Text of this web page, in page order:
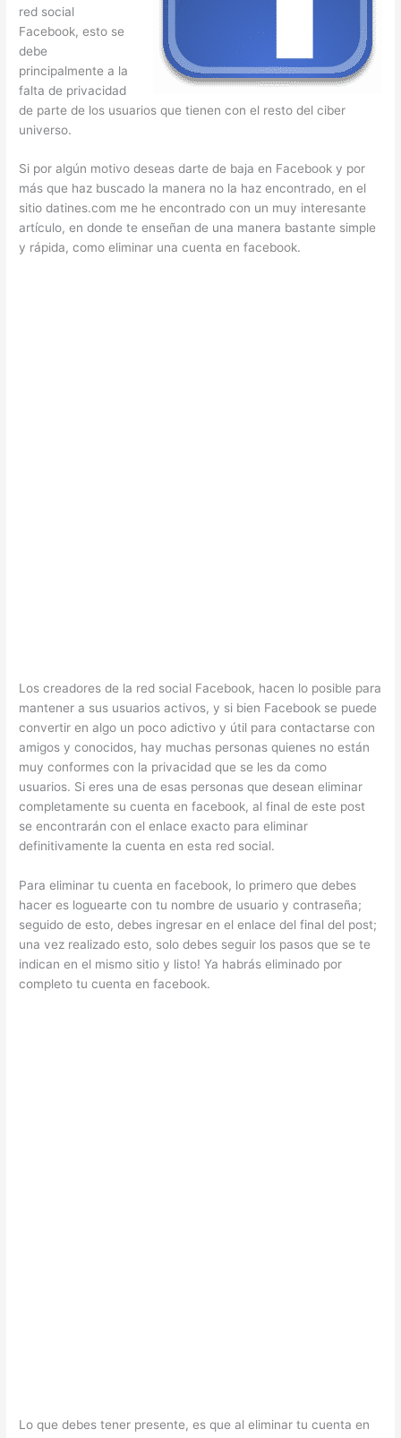
red social
Facebook, esto se
debe
principalmente a la
falta de privacidad
de parte de los usuarios que tienen con el resto del ciber
universo.
Si por algún motivo deseas darte de baja en Facebook y por
más que haz buscado la manera no la haz encontrado, en el
sitio datines.com me he encontrado con un muy interesante
artículo, en donde te enseñan de una manera bastante simple
y rápida, como eliminar una cuenta en facebook.
Los creadores de la red social Facebook, hacen lo posible para
mantener a sus usuarios activos, y si bien Facebook se puede
convertir en algo un poco adictivo y útil para contactarse con
amigos y conocidos, hay muchas personas quienes no están
muy conformes con la privacidad que se les da como
usuarios. Si eres una de esas personas que desean eliminar
completamente su cuenta en facebook, al final de este post
se encontrarán con el enlace exacto para eliminar
definitivamente la cuenta en esta red social.
Para eliminar tu cuenta en facebook, lo primero que debes
hacer es loguearte con tu nombre de usuario y contraseña;
seguido de esto, debes ingresar en el enlace del final del post;
una vez realizado esto, solo debes seguir los pasos que se te
indican en el mismo sitio y listo! Ya habrás eliminado por
completo tu cuenta en facebook.
Lo que debes tener presente, es que al eliminar tu cuenta en